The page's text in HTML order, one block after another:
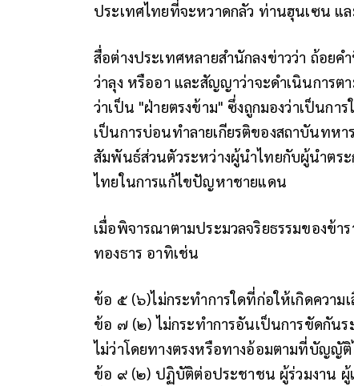
ประเทศไทยที่จะหวาดกลัว ท่านฮุนเซน แ
สื่อต่างประเทศหลายสำนักลงข่าวว่า ถ้อย
ว่าลุง หรืออา และสัญญาว่าจะดำเนินการต
ว่าเป็น "ฝ่ายตรงข้าม" ซึ่งถูกมองว่าเป็นกา
เป็นการบ่อนทำลายเกียรติของสถาบันทห
สัมพันธ์ส่วนตัวระหว่างผู้นำไทยกับผู้นำตระ
ไทยในการแก้ไขปัญหาชายแดน
เมื่อพิจารณาตามประมวลจริยธรรมของข้
ทองธาร อาทิเช่น
ข้อ ๕ (๖)ไม่กระทำการใดที่ก่อให้เกิดความ
ข้อ ๗ (๒) ไม่กระทำการอันเป็นการขัดกัน
ไม่ว่าโดยทางตรงหรือทางอ้อมตามที่บัญญั
ข้อ ๙ (๒) ปฏิบัติต่อประชาชน ผู้ร่วมงาน ผู้เ